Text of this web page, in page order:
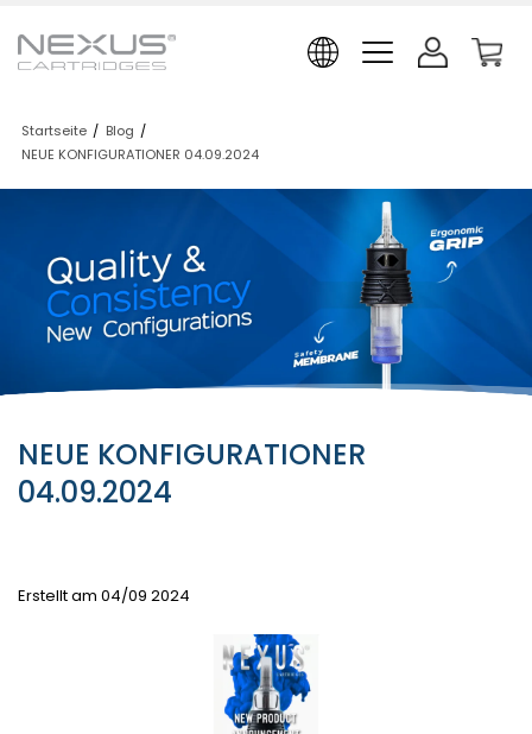
Startseite / Blog /
NEUE KONFIGURATIONER 04.09.2024
NEUE KONFIGURATIONER
04.09.2024
Erstellt am 04/09 2024